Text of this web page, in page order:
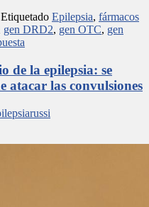
Etiquetado Epilepsia, fármacos
gen DRD2, gen OTC, gen
de la epilepsia: se
atacar las convulsiones